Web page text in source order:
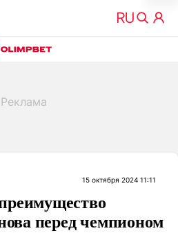
15 октября 2024 11:11
перед чемпионом